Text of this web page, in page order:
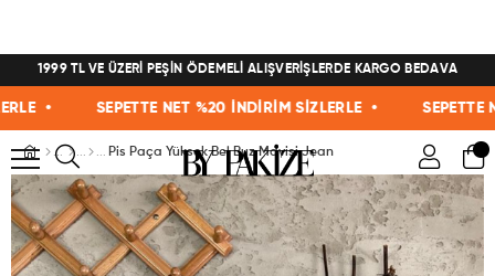
1999 TL VE ÜZERİ PEŞİN ÖDEMELİ ALIŞVERİŞLERDE KARGO BEDAVA
• SEPETTE NET %20 İNDİRİM SİZLERLE • SEPETTE
Pis Paça Yüksek Bel Buz Mavisi Jean